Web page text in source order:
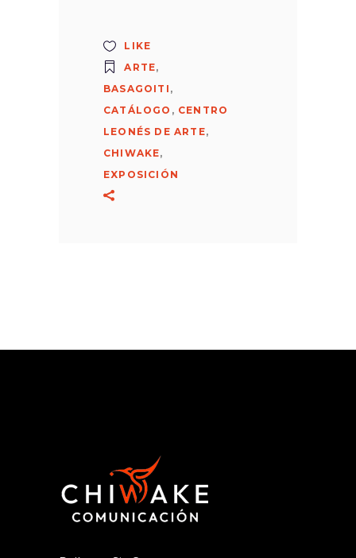
LIKE
ARTE,
BASAGOITI ,
CATÁLOGO , CENTRO
LEONÉS DE ARTE,
CHIWAKE,
EXPOSICIÓN